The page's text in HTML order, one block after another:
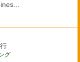
...
グ